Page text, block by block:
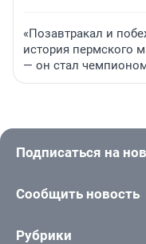
«Позавтракал и
история пермского
— он стал
Подписаться на
Сообщить новость
Рубрики